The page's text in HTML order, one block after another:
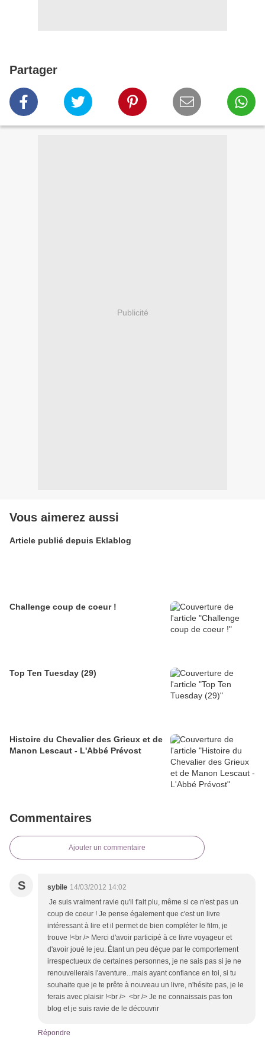
Partager
Publicité
Vous aimerez aussi
Article publié depuis Eklablog
Challenge coup de coeur !
Top Ten Tuesday (29)
Histoire du Chevalier des Grieux et de
Manon Lescaut - L'Abbé Prévost
Commentaires
Ajouter un commentaire
S sybile 14/03/2012 14:02
Je suis vraiment ravie qu'il t'ait plu, même si ce n'est pas un
coup de coeur ! Je pense également que c'est un livre
intéressant à lire et il permet de bien compléter le film, je
trouve !<br /> Merci d'avoir participé à ce livre voyageur et
d'avoir joué le jeu. Étant un peu déçue par le comportement
irrespectueux de certaines personnes, je ne sais pas si je ne
renouvellerais l'aventure...mais ayant confiance en toi, si tu
souhaite que je te prête à nouveau un livre, n'hésite pas, je le
ferais avec plaisir !<br /> <br /> Je ne connaissais pas ton
blog et je suis ravie de le découvrir
Répondre